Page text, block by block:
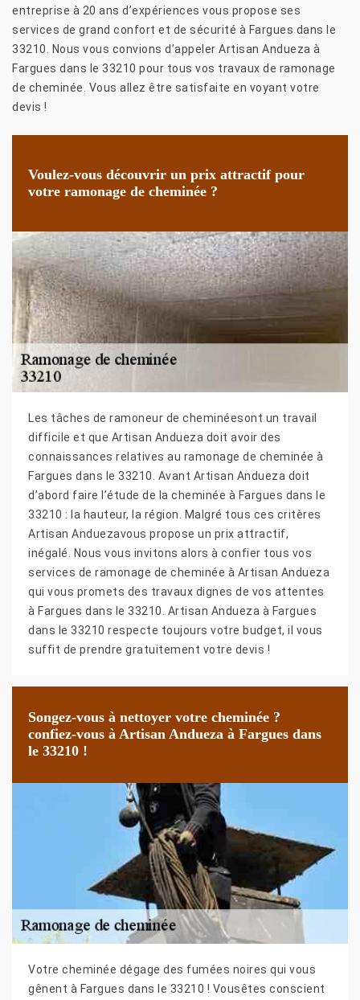
entreprise à 20 ans d’expériences vous propose ses
services de grand confort et de sécurité à Fargues dans le
33210. Nous vous convions d’appeler Artisan Andueza à
Fargues dans le 33210 pour tous vos travaux de ramonage
de cheminée. Vous allez être satisfaite en voyant votre
devis !
Voulez-vous découvrir un prix attractif pour
votre ramonage de cheminée ?
Les tâches de ramoneur de cheminéesont un travail
difficile et que Artisan Andueza doit avoir des
connaissances relatives au ramonage de cheminée à
Fargues dans le 33210. Avant Artisan Andueza doit
d’abord faire l’étude de la cheminée à Fargues dans le
33210 : la hauteur, la région. Malgré tous ces critères
Artisan Anduezavous propose un prix attractif,
inégalé. Nous vous invitons alors à confier tous vos
services de ramonage de cheminée à Artisan Andueza
qui vous promets des travaux dignes de vos attentes
à Fargues dans le 33210. Artisan Andueza à Fargues
dans le 33210 respecte toujours votre budget, il vous
suffit de prendre gratuitement votre devis !
Songez-vous à nettoyer votre cheminée ?
confiez-vous à Artisan Andueza à Fargues dans
le 33210 !
Votre cheminée dégage des fumées noires qui vous
gênent à Fargues dans le 33210 ! Vousêtes conscient